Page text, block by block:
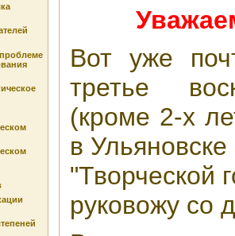
Вот уже
третье
(кроме 2-х
в
"Творческой
руковожу со